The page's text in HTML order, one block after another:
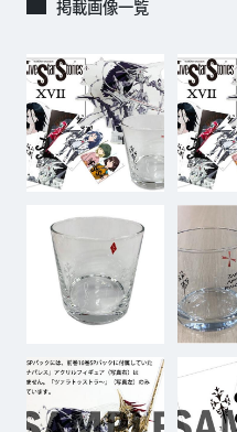
掲載画像一覧